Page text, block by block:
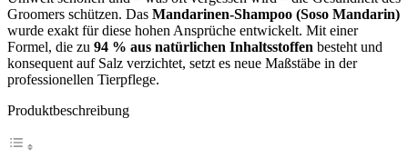
Groomers schützen. Das Mandarinen-Shampoo (Soso Mandarin)
wurde exakt für diese hohen Ansprüche entwickelt. Mit einer
Formel, die zu 94 % aus natürlichen Inhaltsstoffen besteht und
konsequent auf Salz verzichtet, setzt es neue Maßstäbe in der
professionellen Tierpflege.
Produktbeschreibung